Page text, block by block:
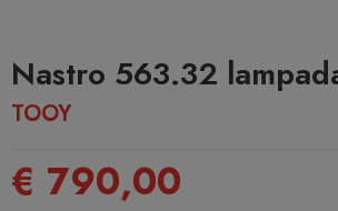
Nastro 563.32
TOOY
€ 790,00